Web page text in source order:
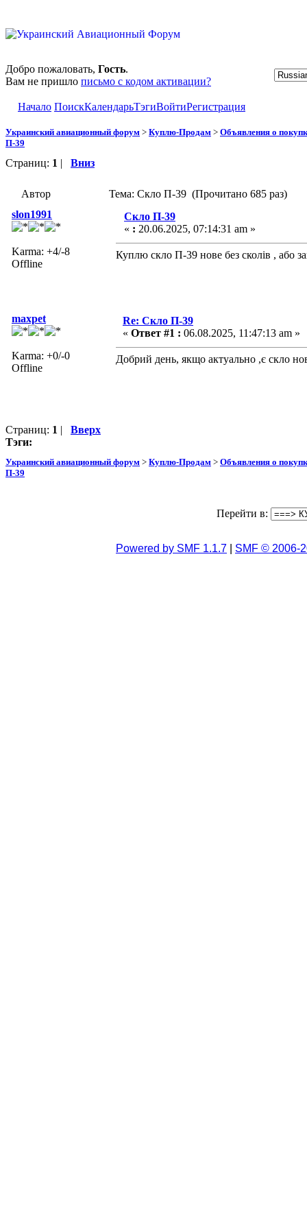
Добро пожаловать, Гость.
Вам не пришло письмо с кодом активации?
Начало ПоискКалендарьТэгиВойтиРегистрация
Украинский авиационный форум > Куплю-Продам > Объявления о
П-39
Страниц: 1 | Вниз
Автор
Тема: Скло П-39 (Прочитано 685 раз)
slon1991
Karma: +4/-8
Offline
Скло П-39
« : 20.06.2025, 07:14:31 am »
Куплю скло П-39 нове без сколів , або
maxpet
Karma: +0/-0
Offline
Re: Скло П-39
« Ответ #1 : 06.08.2025, 11:47:13 am »
Добрий день, якщо актуально ,є скло
Страниц: 1 | Вверх
Тэги:
Украинский авиационный форум > Куплю-Продам > Объявления о
П-39
Перейти в:
Powered by SMF 1.1.7 SMF © 2006-